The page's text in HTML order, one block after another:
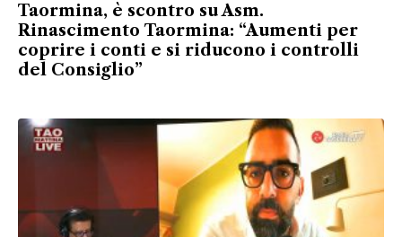
Taormina, è scontro su Asm.
Rinascimento Taormina: “Aumenti per
coprire i conti e si riducono i controlli
del Consiglio”